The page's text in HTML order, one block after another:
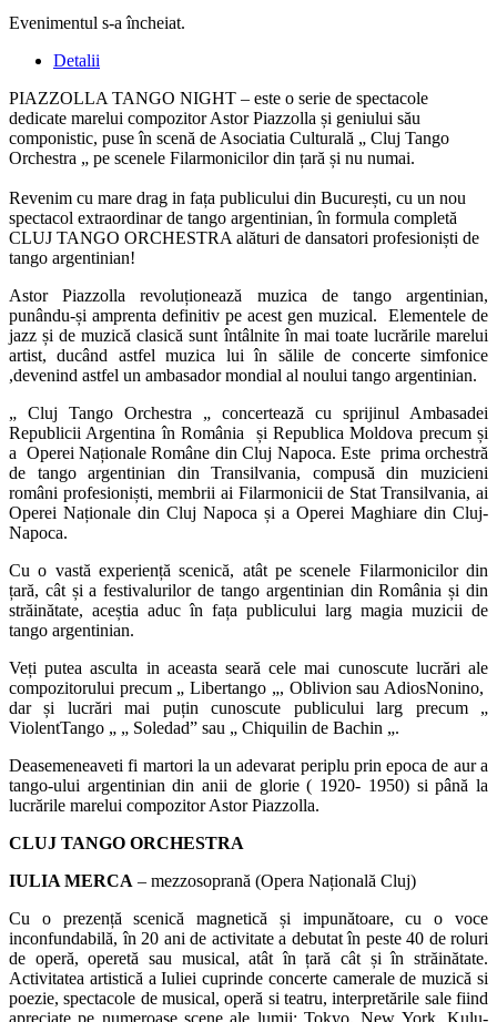
Evenimentul s-a încheiat.
Detalii
PIAZZOLLA TANGO NIGHT – este o serie de spectacole
dedicate marelui compozitor Astor Piazzolla și geniului său
componistic, puse în scenă de Asociatia Culturală „ Cluj Tango
Orchestra „ pe scenele Filarmonicilor din țară și nu numai.
Revenim cu mare drag in fața publicului din București, cu un nou
spectacol extraordinar de tango argentinian, în formula completă
CLUJ TANGO ORCHESTRA alături de dansatori profesioniști de
tango argentinian!
Astor Piazzolla revoluționează muzica de tango argentinian,
punându-și amprenta definitiv pe acest gen muzical. Elementele de
jazz și de muzică clasică sunt întâlnite în mai toate lucrările marelui
artist, ducând astfel muzica lui în sălile de concerte simfonice
,devenind astfel un ambasador mondial al noului tango argentinian.
„ Cluj Tango Orchestra „ concertează cu sprijinul Ambasadei
Republicii Argentina în România și Republica Moldova precum și
a Operei Naționale Române din Cluj Napoca. Este prima orchestră
de tango argentinian din Transilvania, compusă din muzicieni
români profesioniști, membrii ai Filarmonicii de Stat Transilvania, ai
Operei Naționale din Cluj Napoca și a Operei Maghiare din Cluj-
Napoca.
Cu o vastă experiență scenică, atât pe scenele Filarmonicilor din
țară, cât și a festivalurilor de tango argentinian din România și din
străinătate, aceștia aduc în fața publicului larg magia muzicii de
tango argentinian.
Veți putea asculta in aceasta seară cele mai cunoscute lucrări ale
compozitorului precum „Libertango „, Oblivion sau AdiosNonino,
dar și lucrări mai puțin cunoscute publicului larg precum „
ViolentTango „ „ Soledad” sau „ Chiquilin de Bachin „.
Deasemeneaveti fi martori la unadevarat periplu prin epoca de aur a
tango-ului argentinian din anii de glorie ( 1920- 1950) si până la
lucrările marelui compozitor Astor Piazzolla.
CLUJ TANGO ORCHESTRA
IULIA MERCA – mezzosoprană (Opera Națională Cluj)
Cu o prezență scenică magnetică și impunătoare, cu o voce
inconfundabilă, în 20 ani de activitate a debutat în peste 40 de roluri
de operă, operetă sau musical, atât în țară cât și în străinătate.
Activitatea artistică a Iuliei cuprinde concerte camerale de muzică si
poezie, spectacole de musical, operă si teatru, interpretările sale fiind
apreciate pe numeroase scene ale lumii: Tokyo, New York, Kulu-